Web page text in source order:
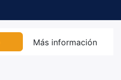
Más información